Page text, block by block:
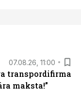
07.08.26, 11:00
transpordifirma
maksta!”